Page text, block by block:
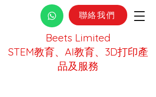
Beets Limited
STEM教育、AI教育、3D打印產
品及服務
聯絡我們